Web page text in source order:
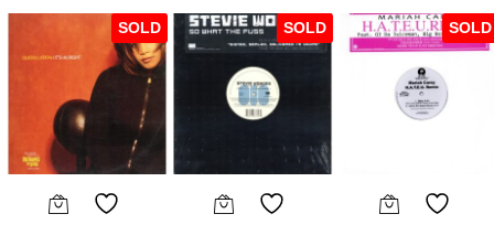
SOLD SOLD SOLD